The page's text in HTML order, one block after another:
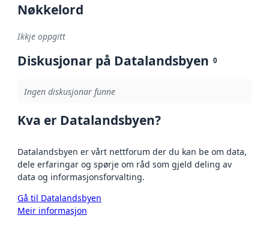
Nøkkelord
Ikkje oppgitt
Diskusjonar på Datalandsbyen 0
Ingen diskusjonar funne
Kva er Datalandsbyen?
Datalandsbyen er vårt nettforum der du kan be om data,
dele erfaringar og spørje om råd som gjeld deling av
data og informasjonsforvalting.
Gå til Datalandsbyen
Meir informasjon